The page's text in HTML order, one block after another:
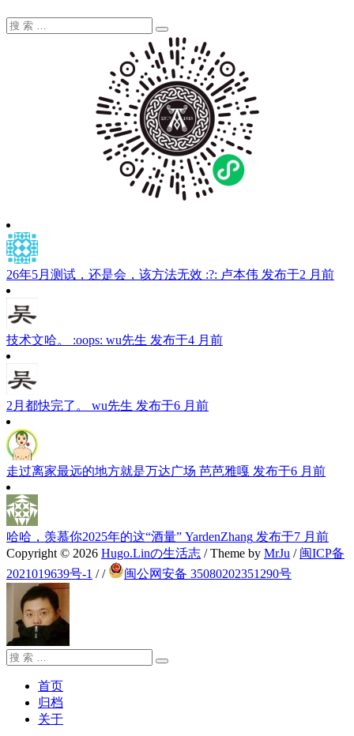
搜
搜
索
26年5月测试，还是会，该方法无效 :?: 卢本伟 发布于2 月前
技术文哈。 :oops: wu先生 发布于4 月前
2月都快完了。 wu先生 发布于6 月前
走过离家最远的地方就是万达广场 芭芭雅嘎 发布于6 月前
哈哈，羡慕你2025年的这“酒量” YardenZhang 发布于7 月前
Copyright © 2026 Hugo.Linの生活志 / Theme by MrJu / 闽ICP备
2021019639号-1 // 闽公网安备 35080202351290号
搜
搜
首页
归档
关于